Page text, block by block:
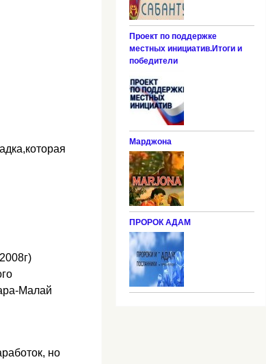
Малай
но
Проект по поддержке
местных инициатив.Итоги и
победители
Марджона
ПРОРОК АДАМ